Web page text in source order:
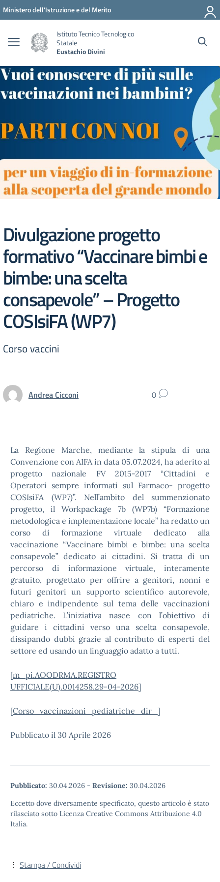
Vai ai contenuti
Vai al menu di navigazione
Vai al footer
Ministero dell'Istruzione e del Merito
Istituto Tecnico Tecnologico
Statale
Eustachio Divini
Divulgazione progetto
formativo “Vaccinare bimbi e
bimbe: una scelta
consapevole” – Progetto
COSIsiFA (WP7)
Corso vaccini
Andrea Cicconi 0
La Regione Marche, mediante la stipula di una
Convenzione con AIFA in data 05.07.2024, ha aderito al
progetto nazionale FV 2015-2017 “Cittadini e
Operatori sempre informati sul Farmaco- progetto
COSIsiFA (WP7)”. Nell’ambito del summenzionato
progetto, il Workpackage 7b (WP7b) “Formazione
metodologica e implementazione locale” ha redatto un
corso di formazione virtuale dedicato alla
vaccinazione “Vaccinare bimbi e bimbe: una scelta
consapevole” dedicato ai cittadini. Si tratta di un
percorso di informazione virtuale, interamente
gratuito, progettato per offrire a genitori, nonni e
futuri genitori un supporto scientifico autorevole,
chiaro e indipendente sul tema delle vaccinazioni
pediatriche. L’iniziativa nasce con l’obiettivo di
guidare i cittadini verso una scelta consapevole,
dissipando dubbi grazie al contributo di esperti del
settore ed usando un linguaggio adatto a tutti.
[m_pi.AOODRMA.REGISTRO
UFFICIALE(U).0014258.29-04-2026]
[Corso_vaccinazioni_pediatriche_dir_ ]
Pubblicato il 30 Aprile 2026
Pubblicato: 30.04.2026 - Revisione: 30.04.2026
Eccetto dove diversamente specificato, questo articolo è stato
rilasciato sotto Licenza Creative Commons Attribuzione 4.0
Italia.
Stampa / Condividi